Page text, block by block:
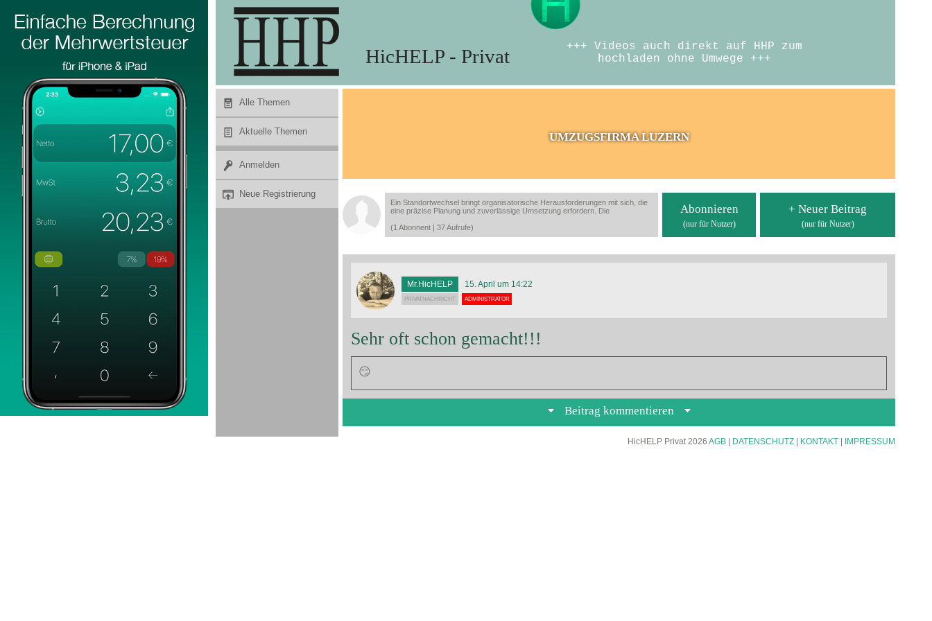
Hier Werbung buchen
HicHELP - Privat
+++ Videos auch direkt auf HHP zum
hochladen ohne Umwege +++
Alle Themen
Aktuelle Themen
Anmelden
Neue Registrierung
UMZUGSFIRMA LUZERN
Ein Standortwechsel bringt organisatorische Herausforderungen mit sich, die
eine präzise Planung und zuverlässige Umsetzung erfordern. Die
(1 Abonnent | 37 Aufrufe)
Abonnieren
(nur für Nutzer)
+ Neuer Beitrag
(nur für Nutzer)
Mr.HicHELP
PRIVATNACHRICHT
15. April um 14:22
ADMINISTRATOR
Sehr oft schon gemacht!!!
😏
Beitrag kommentieren
HicHELP Privat 2026 AGB DATENSCHUTZ KONTAKT IMPRESSUM